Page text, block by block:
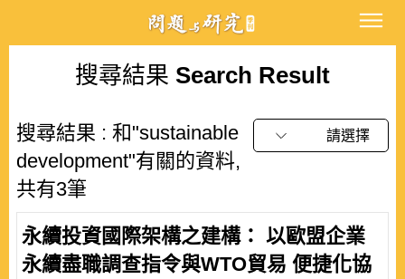
搜尋結果 Search Result
搜尋結果 : 和"sustainable
development"有關的資料,
共有3筆
請選擇
永續投資國際架構之建構： 以歐盟企業
永續盡職調查指令與WTO貿易 便捷化協